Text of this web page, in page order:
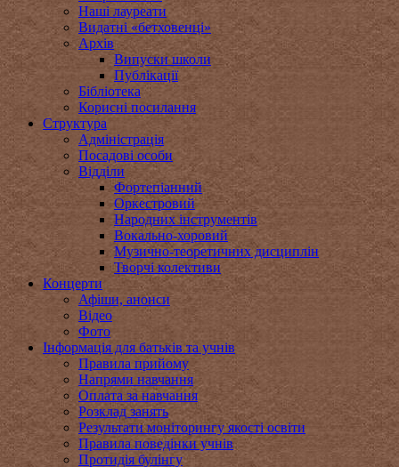
Наші лауреати
Видатні «бетховенці»
Архів
Випуски школи
Публікації
Бібліотека
Корисні посилання
Структура
Адміністрація
Посадові особи
Відділи
Фортепіанний
Оркестровий
Народних інструментів
Вокально-хоровий
Музично-теоретичних дисциплін
Творчі колективи
Концерти
Афіши, анонси
Відео
Фото
Інформація для батьків та учнів
Правила прийому
Напрями навчання
Оплата за навчання
Розклад занять
Результати моніторингу якості освіти
Правила поведінки учнів
Протидія булінгу